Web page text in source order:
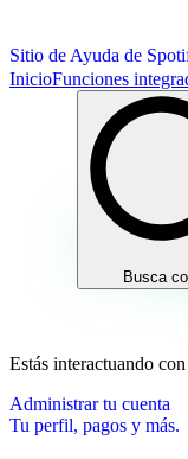
Sitio de Ayuda de
InicioFunciones
Busca
Estás interactuando
Administrar tu cuenta
Tu perfil, pagos y más.